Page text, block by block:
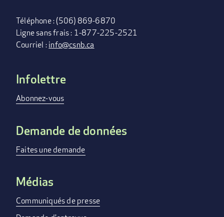
Téléphone : (506) 869-6870
Ligne sans frais : 1-877-225-2521
Courriel :info@csnb.ca
FOOTER
MENU
Infolettre
Abonnez-vous
Demande de données
Faites une demande
Médias
Communiqués de presse